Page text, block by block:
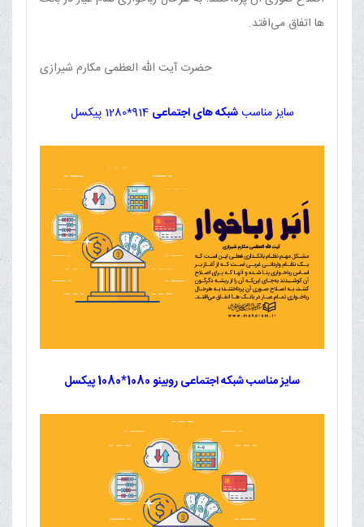
ها اتفاق می‌افتد.
حضرت آیت الله العظمی مکارم شیرازی
سایز مناسبشبکه های اجتماعی 914*1280 پیکسل
سایز مناسب شبکه اجتماعی روبینو 1080*1080 پیکسل